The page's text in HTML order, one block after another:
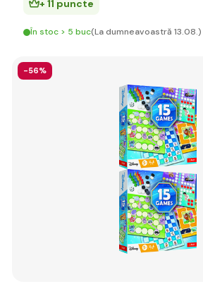
+ 11 puncte
În stoc > 5 buc(La dumneavoastră 13.08.)
-56%